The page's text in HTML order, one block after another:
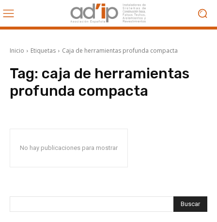
Inicio Etiquetas Caja de herramientas profunda compacta
Tag: caja de herramientas
profunda compacta
No hay publicaciones para mostrar
Buscar